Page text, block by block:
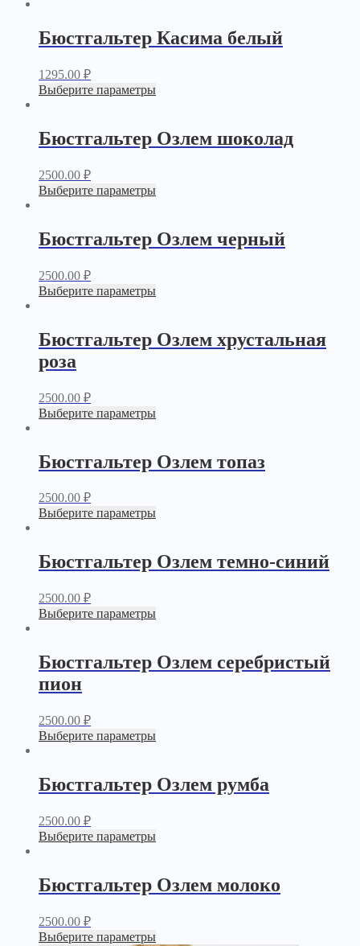
Бюстгальтер Касима белый
1295.00 ₽
Выберите параметры
Бюстгальтер Озлем шоколад
2500.00 ₽
Выберите параметры
Бюстгальтер Озлем черный
2500.00 ₽
Выберите параметры
Бюстгальтер Озлем хрустальная
роза
2500.00 ₽
Выберите параметры
Бюстгальтер Озлем топаз
2500.00 ₽
Выберите параметры
Бюстгальтер Озлем темно-синий
2500.00 ₽
Выберите параметры
Бюстгальтер Озлем серебристый
пион
2500.00 ₽
Выберите параметры
Бюстгальтер Озлем румба
2500.00 ₽
Выберите параметры
Бюстгальтер Озлем молоко
2500.00 ₽
Выберите параметры